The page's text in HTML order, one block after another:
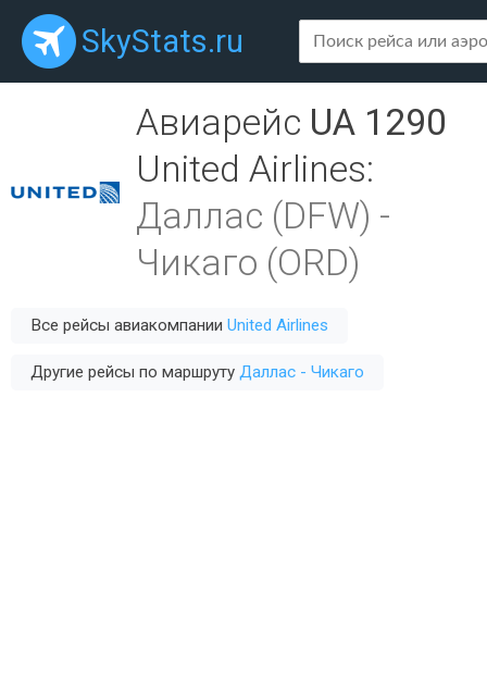
SkyStats.ru
Авиарейс UA 1290
United Airlines:
Даллас (DFW) -
Чикаго (ORD)
Все рейсы авиакомпании United Airlines
Другие рейсы по маршруту Даллас - Чикаго